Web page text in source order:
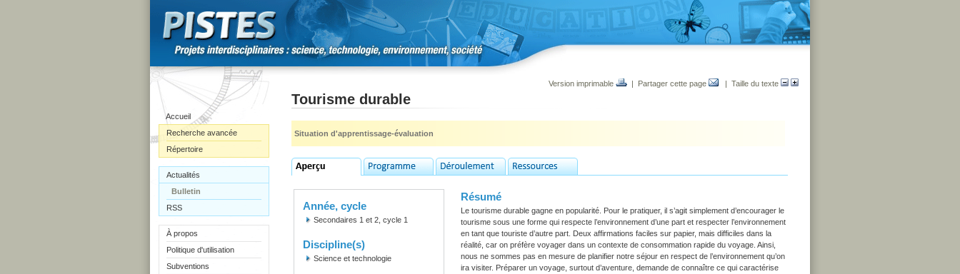
Accueil
Recherche avancée
Répertoire
Actualités
Bulletin
RSS
À propos
Politique d'utilisation
Subventions
Version imprimable | Partager cette page | Taille du texte
Tourisme durable
Situation d'apprentissage-évaluation
Année, cycle
Secondaires 1 et 2, cycle 1
Discipline(s)
Science et technologie
Résumé
Le tourisme durable gagne en popularité. Pour le pratiquer, il s’agit simplement d’encourager le
tourisme sous une forme qui respecte l’environnement d’une part et respecter l’environnement
en tant que touriste d’autre part. Deux affirmations faciles sur papier, mais difficiles dans la
réalité, car on préfère voyager dans un contexte de consommation rapide du voyage. Ainsi,
nous ne sommes pas en mesure de planifier notre séjour en respect de l’environnement qu’on
ira visiter. Préparer un voyage, surtout d’aventure, demande de connaître ce qui caractérise